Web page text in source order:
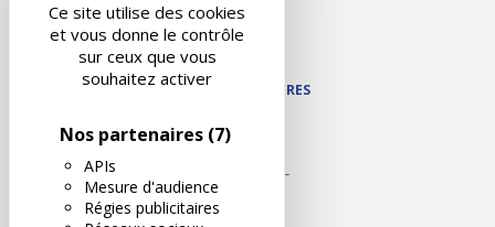
Ce site utilise des cookies
et vous donne le contrôle
sur ceux que vous
souhaitez activer
Nos partenaires (7)
APIs
Mesure d'audience
Régies publicitaires
Contact
NOS PARTENAIRES
Autodidact
Karoil
Autovision PL
Motovision